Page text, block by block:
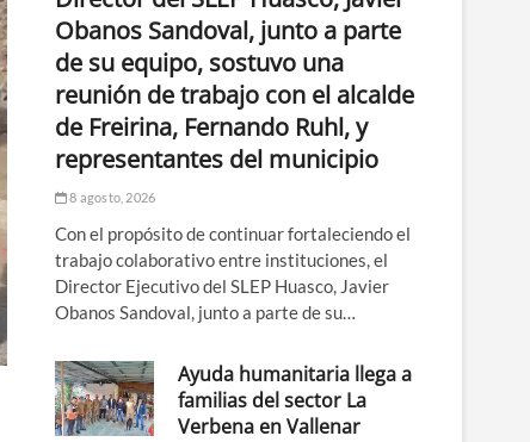
Obanos Sandoval, junto a parte
de su equipo, sostuvo una
reunión de trabajo con el alcalde
de Freirina, Fernando Ruhl, y
representantes del municipio
8 agosto, 2026
Con el propósito de continuar fortaleciendo el
trabajo colaborativo entre instituciones, el
Director Ejecutivo del SLEP Huasco, Javier
Obanos Sandoval, junto a parte de su…
Ayuda humanitaria llega a
familias del sector La
Verbena en Vallenar